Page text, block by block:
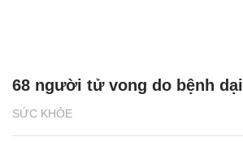
SỨC KHỎE
68 người tử vong do bệnh dại